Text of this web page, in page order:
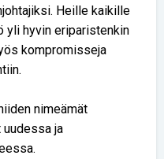
Heille kaikille
yli hyvin eriparistenkin
kompromisseja
nimeämät
ja